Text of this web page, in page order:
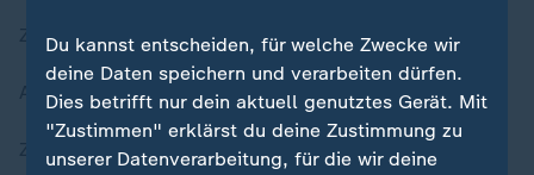
Zuletzt veröffentlicht
Aktuelle Sendungs-Videos
ZDFheute Stories
Du kannst entscheiden, für welche Zwecke wir
deine Daten speichern und verarbeiten dürfen.
Dies betrifft nur dein aktuell genutztes Gerät. Mit
"Zustimmen" erklärst du deine Zustimmung zu
unserer Datenverarbeitung, für die wir deine